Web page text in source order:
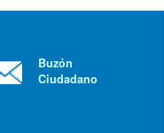
Buzón
Ciudadano